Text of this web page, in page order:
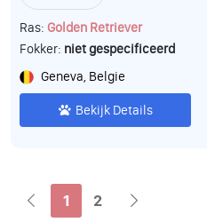
Ras: Golden Retriever
Fokker: niet gespecificeerd
Geneva, Belgie
Bekijk Details
1 2